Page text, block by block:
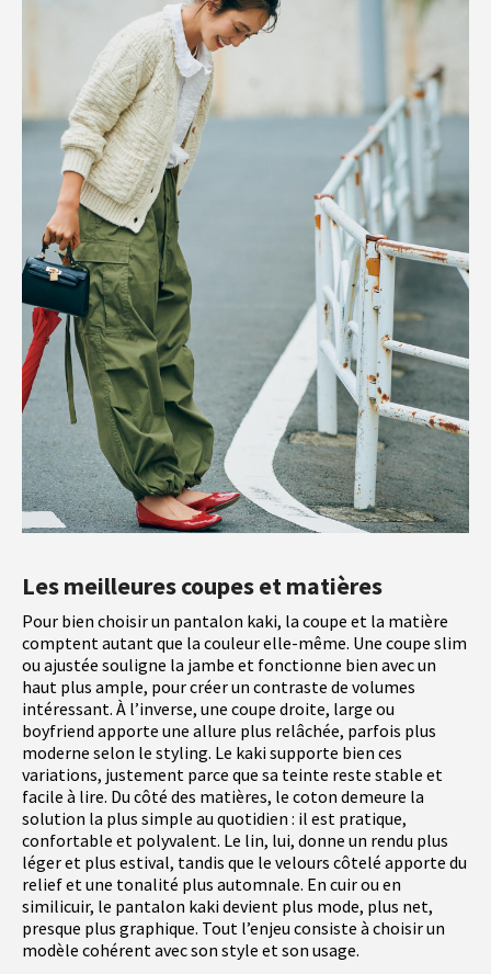
Les meilleures coupes et matières
Pour bien choisir un pantalon kaki, la coupe et la matière
comptent autant que la couleur elle-même. Une coupe slim
ou ajustée souligne la jambe et fonctionne bien avec un
haut plus ample, pour créer un contraste de volumes
intéressant. À l’inverse, une coupe droite, large ou
boyfriend apporte une allure plus relâchée, parfois plus
moderne selon le styling. Le kaki supporte bien ces
variations, justement parce que sa teinte reste stable et
facile à lire. Du côté des matières, le coton demeure la
solution la plus simple au quotidien : il est pratique,
confortable et polyvalent. Le lin, lui, donne un rendu plus
léger et plus estival, tandis que le velours côtelé apporte du
relief et une tonalité plus automnale. En cuir ou en
similicuir, le pantalon kaki devient plus mode, plus net,
presque plus graphique. Tout l’enjeu consiste à choisir un
modèle cohérent avec son style et son usage.